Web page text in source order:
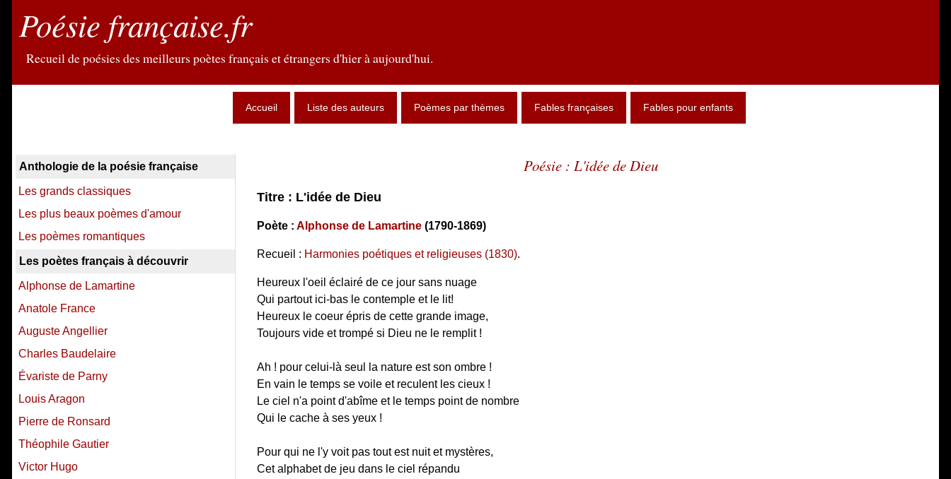
Poésie française.fr
Recueil de poésies des meilleurs poètes français et étrangers d'hier à aujourd'hui.
Accueil Liste des auteurs Poèmes par thèmes Fables françaises Fables pour enfants
Poésie : L'idée de Dieu
Titre : L'idée de Dieu
Poète : Alphonse de Lamartine (1790-1869)
Recueil : Harmonies poétiques et religieuses (1830).
Heureux l'oeil éclairé de ce jour sans nuage
Qui partout ici-bas le contemple et le lit!
Heureux le coeur épris de cette grande image,
Toujours vide et trompé si Dieu ne le remplit !
Ah ! pour celui-là seul la nature est son ombre !
En vain le temps se voile et reculent les cieux !
Le ciel n'a point d'abîme et le temps point de nombre
Qui le cache à ses yeux !
Pour qui ne l'y voit pas tout est nuit et mystères,
Cet alphabet de jeu dans le ciel répandu
Anthologie de la poésie française
Les grands classiques
Les plus beaux poèmes d'amour
Les poèmes romantiques
Les poètes français à découvrir
Alphonse de Lamartine
Anatole France
Auguste Angellier
Charles Baudelaire
Évariste de Parny
Louis Aragon
Pierre de Ronsard
Théophile Gautier
Victor Hugo